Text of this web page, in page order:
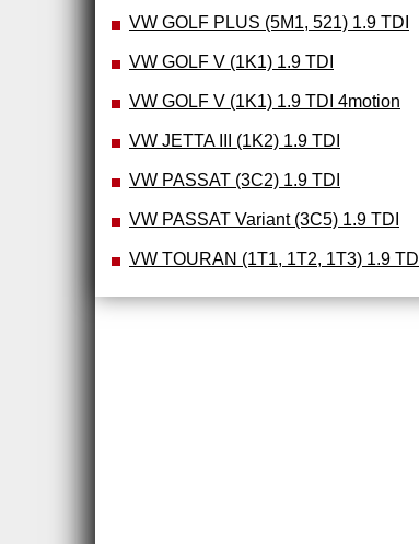
VW GOLF PLUS (5M1, 521) 1.9 TDI
VW GOLF V (1K1) 1.9 TDI
VW GOLF V (1K1) 1.9 TDI 4motion
VW JETTA III (1K2) 1.9 TDI
VW PASSAT (3C2) 1.9 TDI
VW PASSAT Variant (3C5) 1.9 TDI
VW TOURAN (1T1, 1T2, 1T3) 1.9 TDI